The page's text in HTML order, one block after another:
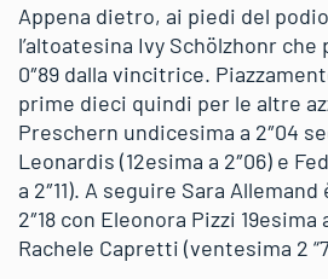
Appena dietro, ai piedi del
l’altoatesina Ivy Schölzhonr
0″89 dalla vincitrice.
prime dieci quindi per le altre
Preschern undicesima a 2″04
Leonardis (12esima a 2″06) e
a 2″11). A seguire Sara
2″18 con Eleonora Pizzi 19esima
Rachele Capretti (ventesima 2